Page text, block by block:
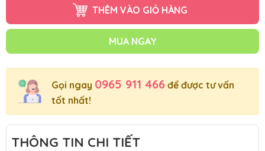
THÊM VÀO GIỎ HÀNG
MUA NGAY
Gọi ngay 0965 911 466 để được tư vấn
tốt nhất!
THÔNG TIN CHI TIẾT